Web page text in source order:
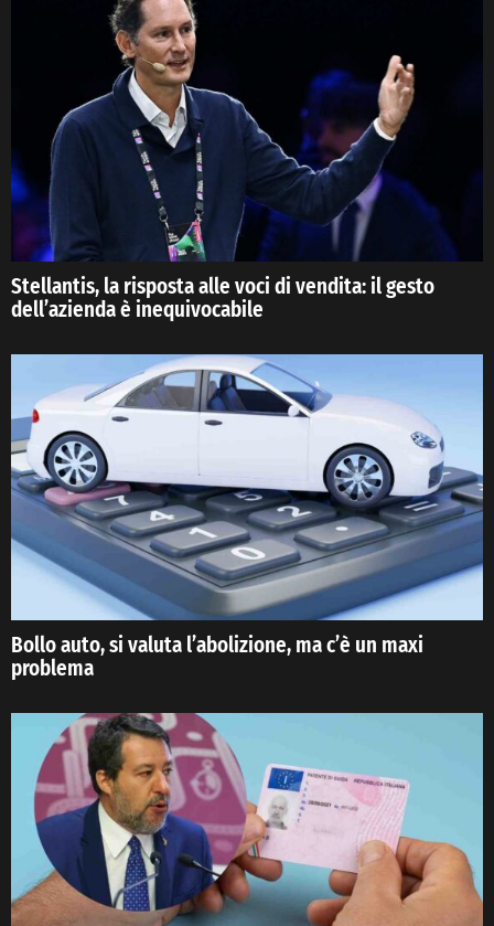
Stellantis, la risposta alle voci di vendita: il gesto
dell’azienda è inequivocabile
Bollo auto, si valuta l’abolizione, ma c’è un maxi
problema